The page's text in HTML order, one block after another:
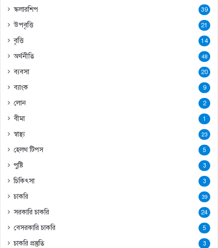
স্কলারশিপ 39
উপবৃত্তি 21
বৃত্তি 14
অর্থনীতি 48
ব্যবসা 20
ব্যাংক 9
লোন 2
বীমা 1
স্বাস্থ্য 23
হেলথ টিপস 5
পুষ্টি 3
চিকিৎসা 3
চাকরি 39
সরকারি চাকরি 24
বেসরকারি চাকরি 5
চাকরি প্রস্তুতি 3